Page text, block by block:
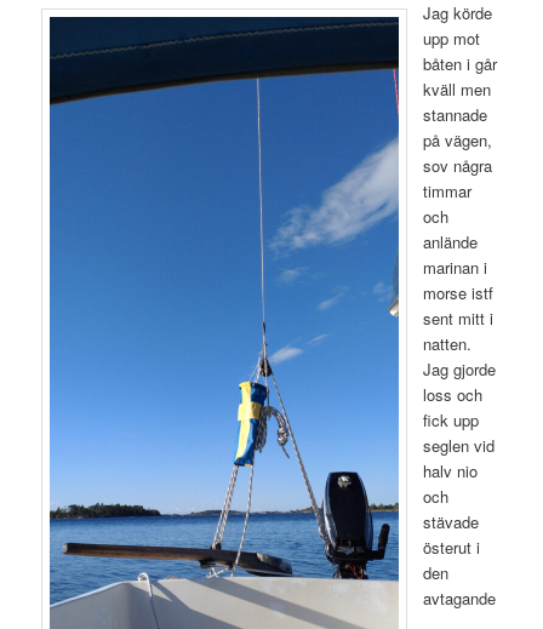
Jag körde
upp mot
båten i går
kväll men
stannade
på vägen,
sov några
timmar
och
anlände
marinan i
morse istf
sent mitt i
natten.
Jag gjorde
loss och
fick upp
seglen vid
halv nio
och
stävade
österut i
den
avtagande